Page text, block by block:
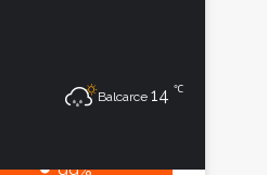
Balcarce 14 ℃
8
99%